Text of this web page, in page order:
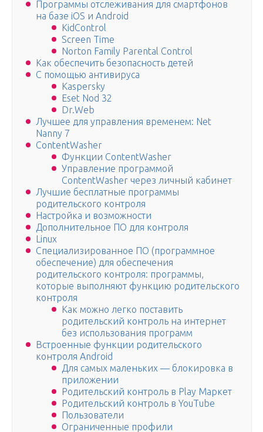
Программы отслеживания для смартфонов
на базе iOS и Android
KidControl
Screen Time
Norton Family Parental Control
Как обеспечить безопасность детей
С помощью антивируса
Kaspersky
Eset Nod 32
Dr.Web
Лучшее для управления временем: Net
Nanny 7
ContentWasher
Функции ContentWasher
Управление программой
ContentWasher через личный кабинет
Лучшие бесплатные программы
родительского контроля
Настройка и возможности
Дополнительное ПО для контроля
Linux
Специализированное ПО (программное
обеспечение) для обеспечения
родительского контроля: программы,
которые выполняют функцию родительского
контроля
Как можно легко поставить
родительский контроль на интернет
без использования программ
Встроенные функции родительского
контроля Android
Для самых маленьких — блокировка в
приложении
Родительский контроль в Play Маркет
Родительский контроль в YouTube
Пользователи
Ограниченные профили